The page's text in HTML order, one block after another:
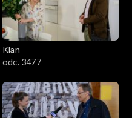
Klan
odc. 3477